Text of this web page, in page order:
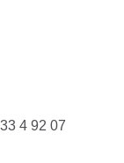
4 92 07